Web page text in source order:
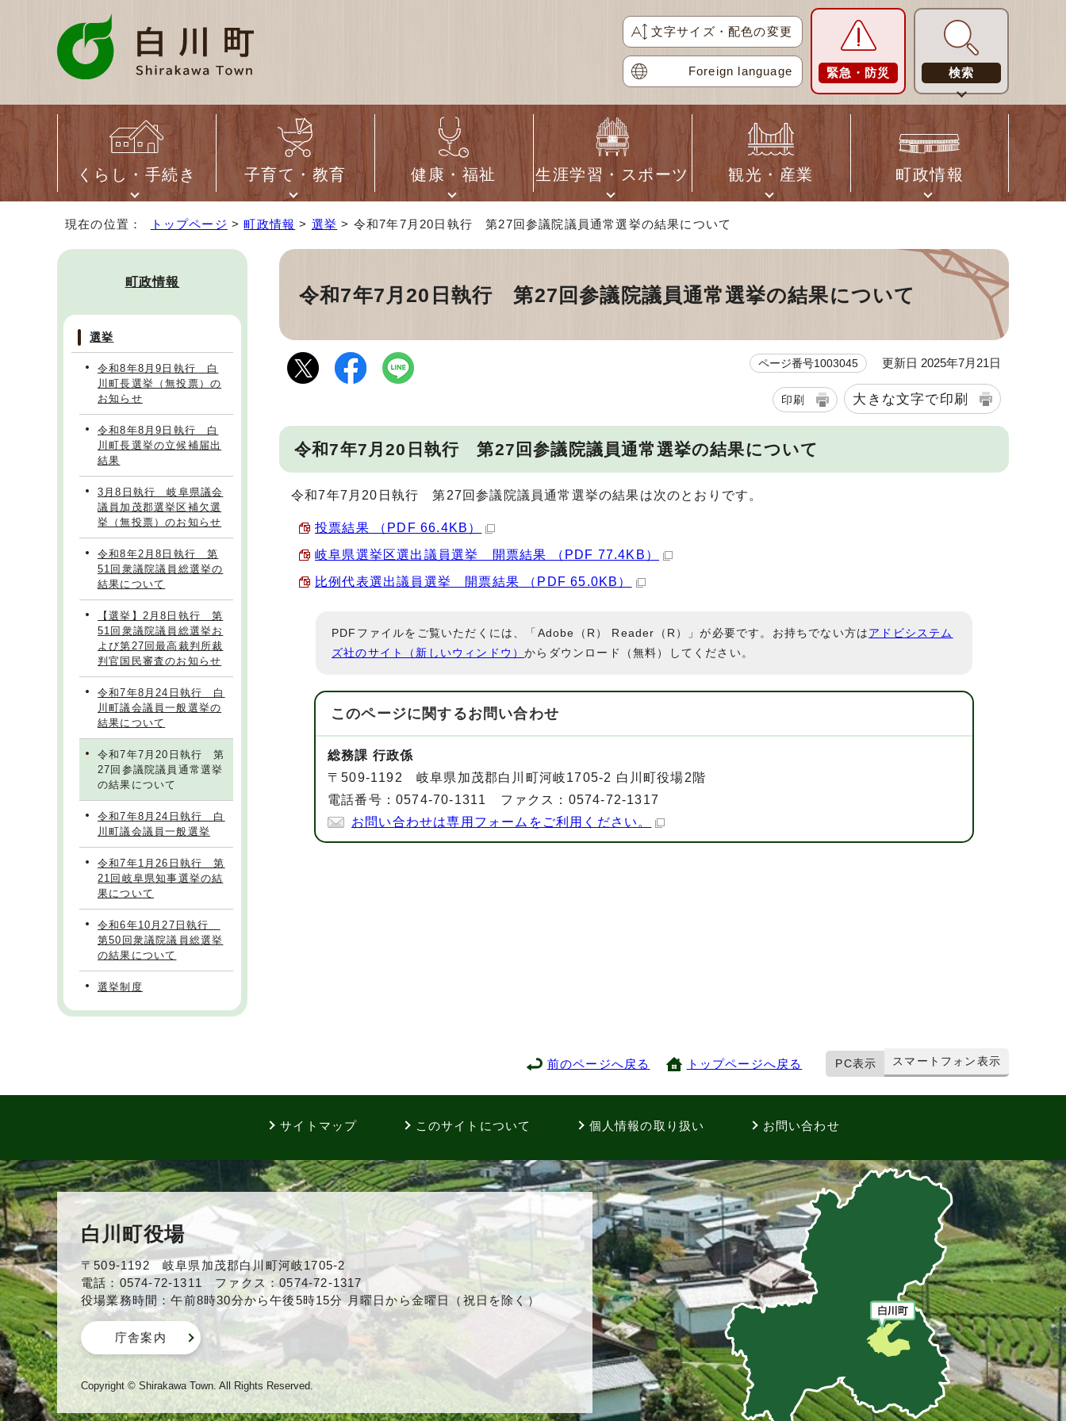
文字サイズ・配色の変更
Foreign language 緊急・防災 検索
くらし・手続き 子育て・教育 健康・福祉 生涯学習・スポーツ 観光・産業 町政情報
現在の位置： トップページ >町政情報 > 選挙 > 令和7年7月20日執行 第27回参議院議員通常選挙の結果について
令和7年7月20日執行 第27回参議院議員通常選挙の結果について
ページ番号1003045 更新日 2025年7月21日
印刷 大きな文字で印刷
令和7年7月20日執行 第27回参議院議員通常選挙の結果について
令和7年7月20日執行 第27回参議院議員通常選挙の結果は次のとおりです。
投票結果 （PDF 66.4KB）
岐阜県選挙区選出議員選挙 開票結果 （PDF 77.4KB）
比例代表選出議員選挙 開票結果 （PDF 65.0KB）
PDFファイルをご覧いただくには、「Adobe（R） Reader（R）」が必要です。お持ちでない方はアドビシステム
ズ社のサイト（新しいウィンドウ）からダウンロード（無料）してください。
このページに関するお問い合わせ
総務課 行政係
〒509-1192 岐阜県加茂郡白川町河岐1705-2 白川町役場2階
電話番号：0574-70-1311 ファクス：0574-72-1317
お問い合わせは専用フォームをご利用ください。
町政情報
選挙
令和8年8月9日執行 白
川町長選挙（無投票）の
お知らせ
令和8年8月9日執行 白
川町長選挙の立候補届出
結果
3月8日執行 岐阜県議会
議員加茂郡選挙区補欠選
挙（無投票）のお知らせ
令和8年2月8日執行 第
51回衆議院議員総選挙の
結果について
【選挙】2月8日執行 第
51回衆議院議員総選挙お
よび第27回最高裁判所裁
判官国民審査のお知らせ
令和7年8月24日執行 白
川町議会議員一般選挙の
結果について
令和7年7月20日執行 第
27回参議院議員通常選挙
の結果について
令和7年8月24日執行 白
川町議会議員一般選挙
令和7年1月26日執行 第
21回岐阜県知事選挙の結
果について
令和6年10月27日執行
第50回衆議院議員総選挙
の結果について
選挙制度
前のページへ戻る トップページへ戻る PC表示 スマートフォン表示
サイトマップ このサイトについて 個人情報の取り扱い お問い合わせ
白川町役場
〒509-1192 岐阜県加茂郡白川町河岐1705-2
電話：0574-72-1311 ファクス：0574-72-1317
役場業務時間：午前8時30分から午後5時15分 月曜日から金曜日（祝日を除く）
庁舎案内
Copyright © Shirakawa Town. All Rights Reserved.